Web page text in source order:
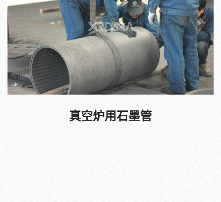
真空炉用石墨管